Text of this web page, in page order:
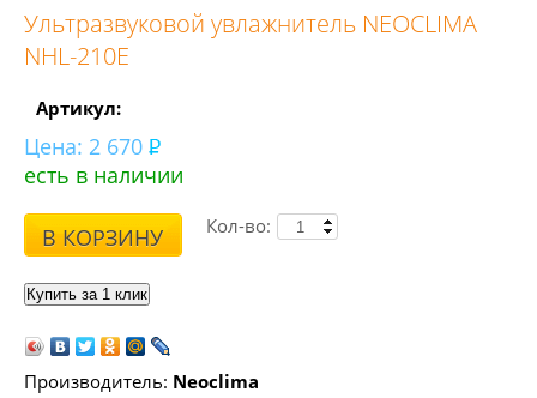
Ультразвуковой увлажнитель NEOCLIMA
NHL-210E
Артикул:
Цена: 2 670
есть в наличии
В КОРЗИНУ Кол-во:
Производитель: Neoclima